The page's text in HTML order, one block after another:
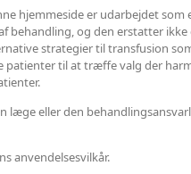
hjemmeside er udarbejdet
behandling, og den erstatter
strategier til transfusion
til at træffe valg der
læge eller den
anvendelsesvilkår.